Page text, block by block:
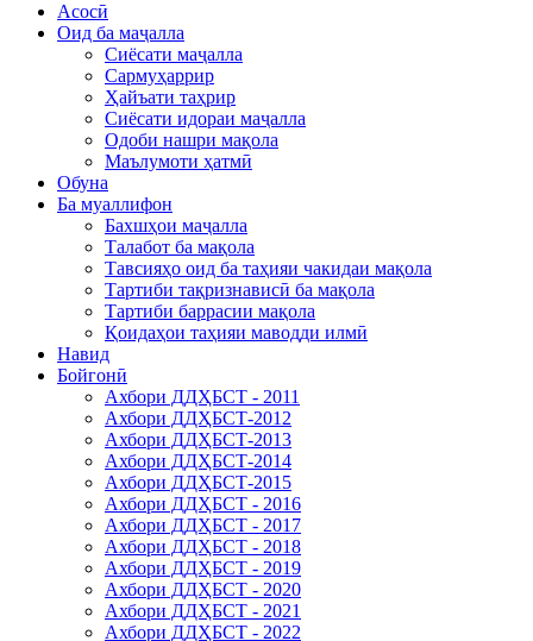
Асосӣ
Оид ба маҷалла
Сиёсати маҷалла
Сармуҳаррир
Ҳайъати таҳрир
Сиёсати идораи маҷалла
Одоби нашри мақола
Маълумоти ҳатмӣ
Обуна
Ба муаллифон
Бахшҳои маҷалла
Талабот ба мақола
Тавсияҳо оид ба таҳияи чакидаи мақола
Тартиби тақризнависӣ ба мақола
Тартиби баррасии мақола
Қоидаҳои таҳияи маводди илмӣ
Навид
Бойгонӣ
Ахбори ДДҲБСТ - 2011
Ахбори ДДҲБСТ-2012
Ахбори ДДҲБСТ-2013
Ахбори ДДҲБСТ-2014
Ахбори ДДҲБСТ-2015
Ахбори ДДҲБСТ - 2016
Ахбори ДДҲБСТ - 2017
Ахбори ДДҲБСТ - 2018
Ахбори ДДҲБСТ - 2019
Ахбори ДДҲБСТ - 2020
Ахбори ДДҲБСТ - 2021
Ахбори ДДҲБСТ - 2022